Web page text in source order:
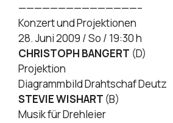
———————————————–
Konzert und Projektionen
28. Juni 2009 / So / 19:30 h
CHRISTOPH BANGERT (D)
Projektion
Diagrammbild Drahtschaf Deutz
STEVIE WISHART (B)
Musik für Drehleier